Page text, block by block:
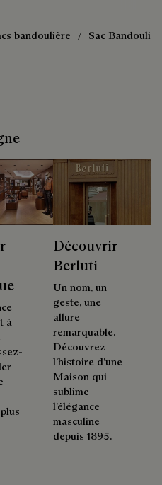
bandoulière Sac
à
Découvrir
Berluti
Un nom, un
geste, une
allure
remarquable.
Découvrez
l’histoire d’une
Maison qui
sublime
l’élégance
masculine
depuis 1895.